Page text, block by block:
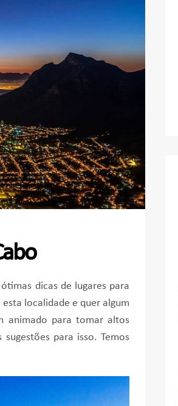
dicas de lugares para
localidade e quer algum
animado para tomar altos
para isso. Temos